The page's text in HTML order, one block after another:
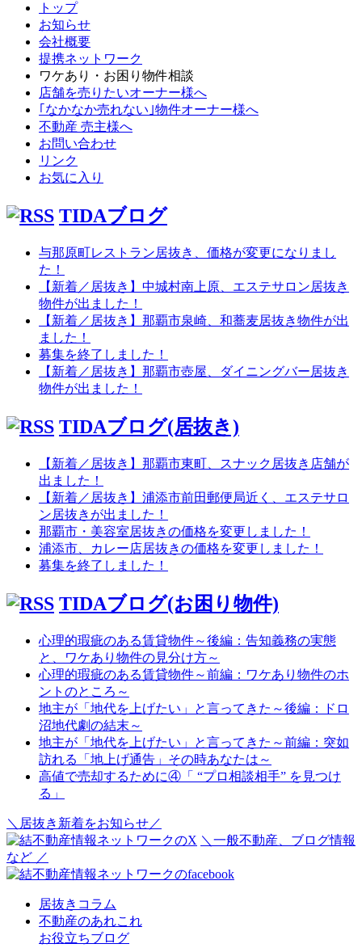
トップ
お知らせ
会社概要
提携ネットワーク
ワケあり・お困り物件相談
店舗を売りたいオーナー様へ
｢なかなか売れない｣物件オーナー様へ
不動産 売主様へ
お問い合わせ
リンク
お気に入り
TIDAブログ
与那原町レストラン居抜き、価格が変更になりまし
た！
【新着／居抜き】中城村南上原、エステサロン居抜き
物件が出ました！
【新着／居抜き】那覇市泉崎、和蕎麦居抜き物件が出
ました！
募集を終了しました！
【新着／居抜き】那覇市壺屋、ダイニングバー居抜き
物件が出ました！
TIDAブログ(居抜き)
【新着／居抜き】那覇市東町、スナック居抜き店舗が
出ました！
【新着／居抜き】浦添市前田郵便局近く、エステサロ
ン居抜きが出ました！
那覇市・美容室居抜きの価格を変更しました！
浦添市、カレー店居抜きの価格を変更しました！
募集を終了しました！
TIDAブログ(お困り物件)
心理的瑕疵のある賃貸物件～後編：告知義務の実態
と、ワケあり物件の見分け方～
心理的瑕疵のある賃貸物件～前編：ワケあり物件のホ
ントのところ～
地主が「地代を上げたい」と言ってきた～後編：ドロ
沼地代劇の結末～
地主が「地代を上げたい」と言ってきた～前編：突如
訪れる「地上げ通告」その時あなたは～
高値で売却するために④「 “プロ相談相手” を見つけ
る」
＼居抜き新着をお知らせ／
＼一般不動産、ブログ情報
など ／
居抜きコラム
不動産のあれこれ
お役立ちブログ